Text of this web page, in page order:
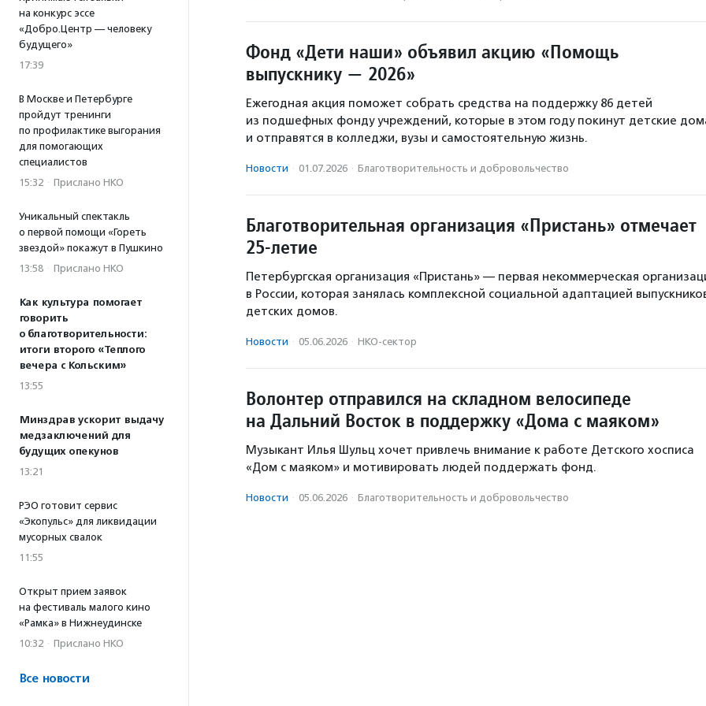
на конкурс эссе
«Добро.Центр — человеку
будущего»
17:39
В Москве и Петербурге
пройдут тренинги
по профилактике выгорания
для помогающих
специалистов
15:32 · Прислано НКО
Уникальный спектакль
о первой помощи «Гореть
звездой» покажут в Пушкино
13:58 · Прислано НКО
Как культура помогает
говорить
о благотворительности:
итоги второго «Теплого
вечера с Кольским»
13:55
Минздрав ускорит выдачу
медзаключений для
будущих опекунов
13:21
РЭО готовит сервис
«Экопульс» для ликвидации
мусорных свалок
11:55
Открыт прием заявок
на фестиваль малого кино
«Рамка» в Нижнеудинске
10:32 · Прислано НКО
Все новости
Фонд «Дети наши» объявил акцию «Помощь
выпускнику — 2026»
Ежегодная акция поможет собрать средства на поддержку 86 детей
из подшефных фонду учреждений, которые в этом году покинут детские
и отправятся в колледжи, вузы и самостоятельную жизнь.
Новости · 01.07.2026 · Благотвори­тель­ность и доброволь­чест­во
Благотворительная организация «Пристань» отмечает
25-летие
Петербургская организация «Пристань» — первая некоммерческая
в России, которая занялась комплексной социальной адаптацией
детских домов.
Новости · 05.06.2026 · НКО-сектор
Волонтер отправился на складном велосипеде
на Дальний Восток в поддержку «Дома с маяком»
Музыкант Илья Шульц хочет привлечь внимание к работе Детского хосписа
«Дом с маяком» и мотивировать людей поддержать фонд.
Новости · 05.06.2026 · Благотвори­тель­ность и доброволь­чест­во